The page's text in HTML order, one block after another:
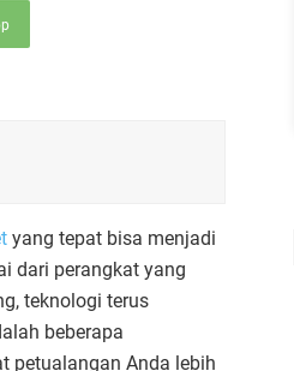
yang tepat bisa menjadi
dari perangkat yang
teknologi terus
beberapa
petualangan Anda lebih